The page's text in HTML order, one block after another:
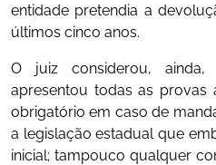
entidade pretendia a
últimos cinco anos.
O juiz considerou,
apresentou todas as provas
obrigatório em caso de
a legislação estadual que
inicial; tampouco qualquer